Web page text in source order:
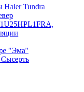
Haier Tundra
"Эма"